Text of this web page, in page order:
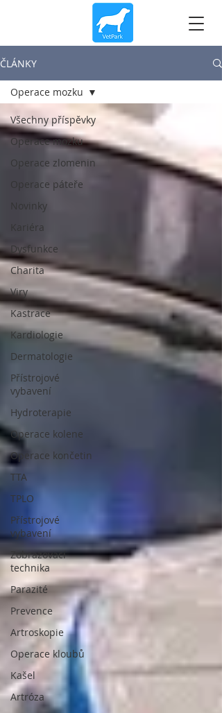
ČLÁNKY
Všechny příspěvky
Operace mozku
Operace zlomenin
Operace páteře
Novinky
Kariéra
Dysfunkce
Charita
Viry
Kastrace
Kardiologie
Dermatologie
Přístrojové
vybavení
Hydroterapie
Operace kolene
Operace končetin
TTA
TPLO
Přístrojové
vybavení
Zobrazovací
technika
Parazité
Prevence
Artroskopie
Operace kloubů
Kašel
Artróza
Operace mozku